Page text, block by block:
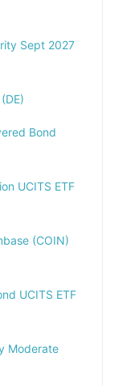
Sept 2027
Bond
UCITS ETF
(COIN)
UCITS ETF
Moderate